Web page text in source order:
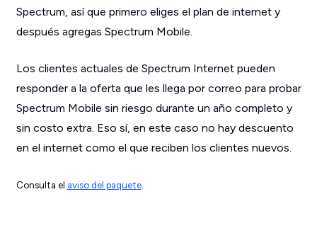
Spectrum, así que primero eliges el plan de internet y
después agregas Spectrum Mobile.
Los clientes actuales de Spectrum Internet pueden
responder a la oferta que les llega por correo para probar
Spectrum Mobile sin riesgo durante un año completo y
sin costo extra. Eso sí, en este caso no hay descuento
en el internet como el que reciben los clientes nuevos.
Consulta el aviso del paquete.